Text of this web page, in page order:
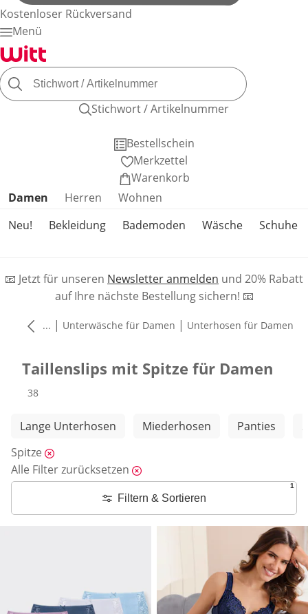
Kostenloser Rückversand
Menü
Stichwort / Artikelnummer
Bestellschein
Merkzettel
Warenkorb
Produktkategorien überspringen
Damen Herren
Wohnen
Neu!
Bekleidung Bademoden Wäsche Schuhe
📧 Jetzt für unseren Newsletter anmelden und 20% Rabatt
auf Ihre nächste Bestellung sichern! 📧
... | Unterwäsche für Damen | Unterhosen für Damen
Taillenslips mit Spitze für Damen
Produkte
38
Weitere Kategorien überspringen
Lange Unterhosen Miederhosen Panties
Spitze
Alle Filter zurücksetzen
Filtern & Sortieren
1